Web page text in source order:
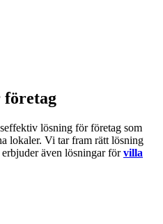
lösning för företag som
lokaler. Vi tar fram rätt lösning
även lösningar förvilla